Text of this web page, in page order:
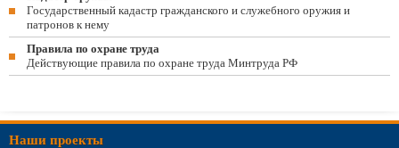
Государственный кадастр гражданского и служебного оружия и
патронов к нему
Правила по охране труда
Действующие правила по охране труда Минтруда РФ
Наши проекты